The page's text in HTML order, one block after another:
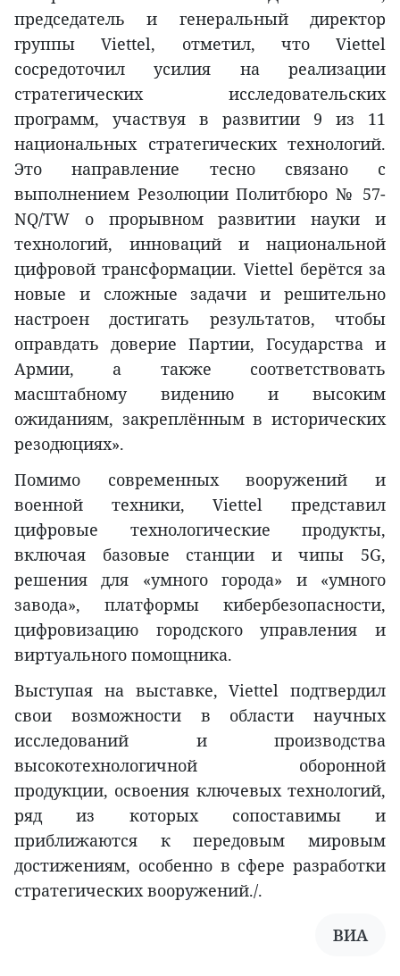
председатель и генеральный директор
группы Viettel, отметил, что Viettel
сосредоточил усилия на реализации
стратегических исследовательских
программ, участвуя в развитии 9 из 11
национальных стратегических технологий.
Это направление тесно связано с
выполнением Резолюции Политбюро № 57-
NQ/TW о прорывном развитии науки и
технологий, инноваций и национальной
цифровой трансформации. Viettel берётся за
новые и сложные задачи и решительно
настроен достигать результатов, чтобы
оправдать доверие Партии, Государства и
Армии, а также соответствовать
масштабному видению и высоким
ожиданиям, закреплённым в исторических
резодюциях».
Помимо современных вооружений и
военной техники, Viettel представил
цифровые технологические продукты,
включая базовые станции и чипы 5G,
решения для «умного города» и «умного
завода», платформы кибербезопасности,
цифровизацию городского управления и
виртуального помощника.
Выступая на выставке, Viettel подтвердил
свои возможности в области научных
исследований и производства
высокотехнологичной оборонной
продукции, освоения ключевых технологий,
ряд из которых сопоставимы и
приближаются к передовым мировым
достижениям, особенно в сфере разработки
стратегических вооружений./.
ВИА